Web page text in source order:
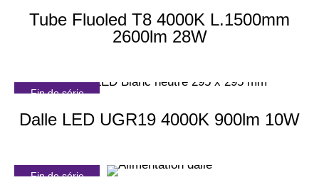
Tube Fluoled T8 4000K L.1500mm
2600lm 28W
Fin de série
Dalle LED UGR19 4000K 900lm 10W
Fin de série